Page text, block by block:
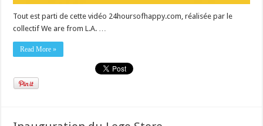
Tout est parti de cette vidéo 24hoursofhappy.com, réalisée par le
collectif We are from L.A. …
Read More »